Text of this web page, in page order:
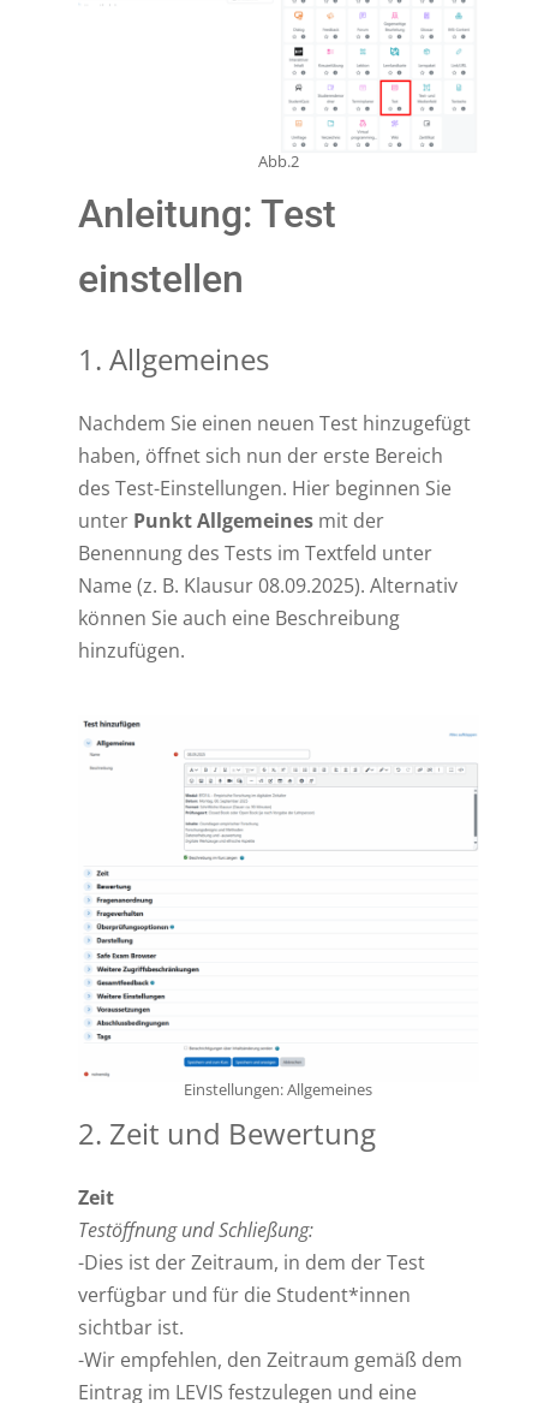
Abb.2
Anleitung: Test
einstellen
1. Allgemeines
Nachdem Sie einen neuen Test hinzugefügt
haben, öffnet sich nun der erste Bereich
des Test-Einstellungen. Hier beginnen Sie
unter Punkt Allgemeinesmit der
Benennung des Tests im Textfeld unter
Name (z. B. Klausur 08.09.2025). Alternativ
können Sie auch eine Beschreibung
hinzufügen.
Einstellungen: Allgemeines
2. Zeit und Bewertung
Zeit
Testöffnung und Schließung:
-Dies ist der Zeitraum, in dem der Test
verfügbar und für die Student*innen
sichtbar ist.
-Wir empfehlen, den Zeitraum gemäß dem
Eintrag im LEVIS festzulegen und eine